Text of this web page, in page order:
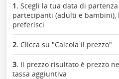
1. Scegli la tua data di
partecipanti (adulti e bambini),
preferisci
2. Clicca su "Calcola il prezzo"
3. Il prezzo risultato è prezzo
tassa aggiuntiva